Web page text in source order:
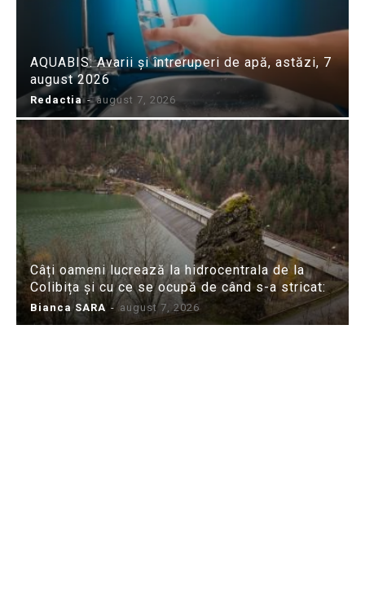
AQUABIS: Avarii și întreruperi de apă, astăzi, 7
august 2026
Redactia - august 7, 2026
Câți oameni lucrează la hidrocentrala de la
Colibița și cu ce se ocupă de când s-a stricat:
Bianca SARA - august 7, 2026